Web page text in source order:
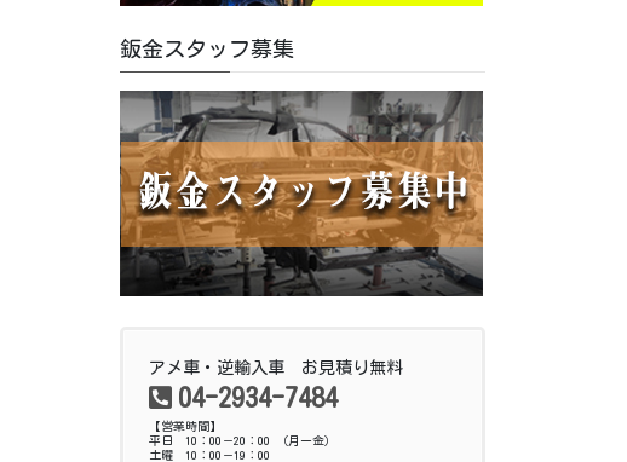
鈑金スタッフ募集
アメ車・逆輸入車 お見積り無料
04-2934-7484
【営業時間】
平日 10：00－20：00 （月ー金）
土曜 10：00－19：00